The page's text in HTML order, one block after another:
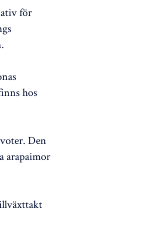
för
hos
Den
arapaimor